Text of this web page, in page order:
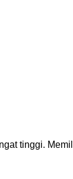
tinggi.